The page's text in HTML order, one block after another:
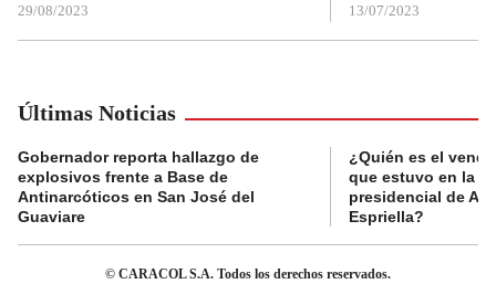
29/08/2023 13/07/2023
Últimas Noticias
Gobernador reporta hallazgo de
explosivos frente a Base de
Antinarcóticos en San José del
Guaviare
¿Quién es el
que estuvo en la
presidencial de
Espriella?
© CARACOL S.A. Todos los derechos reservados.